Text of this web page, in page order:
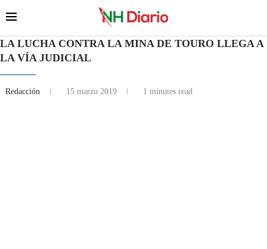
LA LUCHA CONTRA LA MINA DE TOURO LLEGA A
LA VÍA JUDICIAL
Redacción 15 marzo 2019 1 minutes read